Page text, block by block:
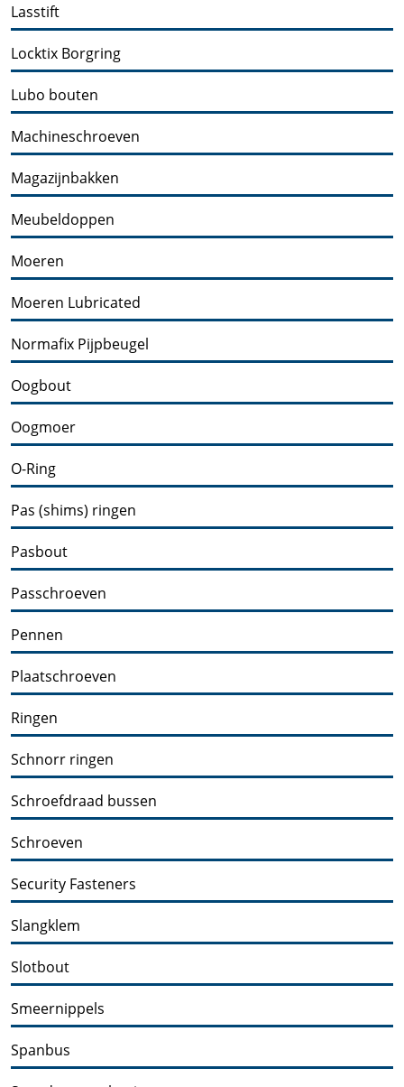
Lasstift
Locktix Borgring
Lubo bouten
Machineschroeven
Magazijnbakken
Meubeldoppen
Moeren
Moeren Lubricated
Normafix Pijpbeugel
Oogbout
Oogmoer
O-Ring
Pas (shims) ringen
Pasbout
Passchroeven
Pennen
Plaatschroeven
Ringen
Schnorr ringen
Schroefdraad bussen
Schroeven
Security Fasteners
Slangklem
Slotbout
Smeernippels
Spanbus